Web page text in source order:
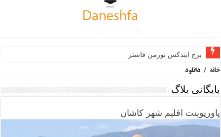
برج ایندکس نورمن فاستر
خانه / دانلود
بایگانی بلاگ
پاورپوینت اقلیم شهر کاشان